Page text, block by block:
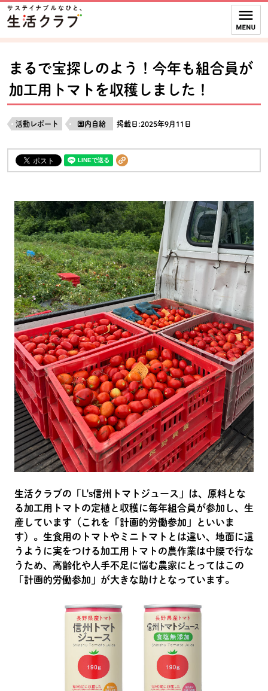
ページの先頭です。
本文へジャンプする。
ここからサイト内共通メニューです。
サイト内共通メニューをスキップする
サイト内共通メニューここまで。
まるで宝探しのよう！今年も組合員が
加工用トマトを収穫しました！
活動レポート 国内自給 掲載日:2025年9月11日
生活クラブの「L's信州トマトジュース」は、原料とな
る加工用トマトの定植と収穫に毎年組合員が参加し、生
産しています（これを「計画的労働参加」といいま
す）。生食用のトマトやミニトマトとは違い、地面に這
うように実をつける加工用トマトの農作業は中腰で行な
うため、高齢化や人手不足に悩む農家にとってはこの
「計画的労働参加」が大きな助けとなっています。